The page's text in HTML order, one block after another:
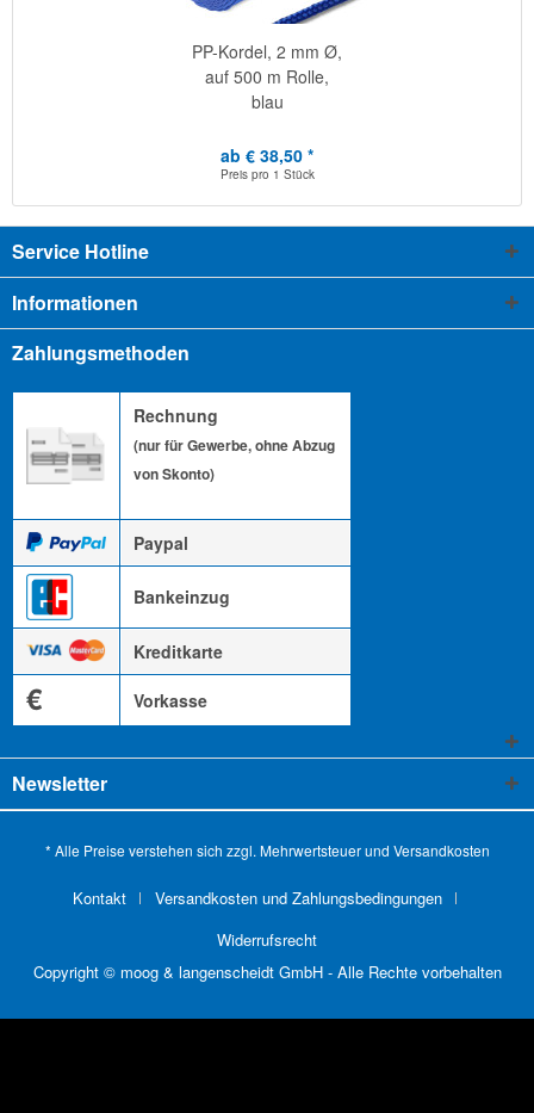
PP-Kordel, 2 mm Ø,
auf 500 m Rolle,
blau
ab € 38,50 *
Preis pro 1 Stück
Service Hotline
Informationen
Zahlungsmethoden
Rechnung
(nur für Gewerbe, ohne Abzug
von Skonto)
Paypal
Bankeinzug
Kreditkarte
€ Vorkasse
Newsletter
* Alle Preise verstehen sich zzgl. Mehrwertsteuer und Versandkosten
Kontakt
Versandkosten und Zahlungsbedingungen
Widerrufsrecht
Copyright © moog & langenscheidt GmbH - Alle Rechte vorbehalten